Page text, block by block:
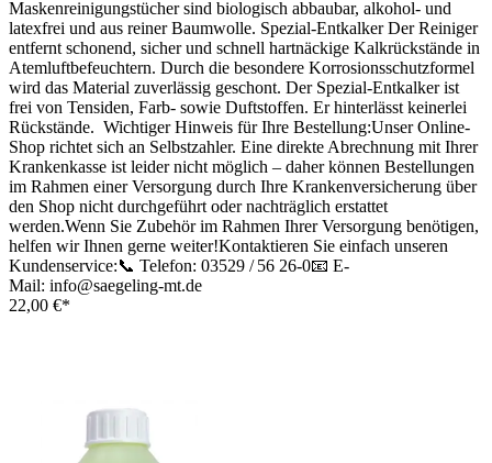
Maskenreinigungstücher sind biologisch abbaubar, alkohol- und
latexfrei und aus reiner Baumwolle. Spezial-Entkalker Der Reiniger
entfernt schonend, sicher und schnell hartnäckige Kalkrückstände in
Atemluftbefeuchtern. Durch die besondere Korrosionsschutzformel
wird das Material zuverlässig geschont. Der Spezial-Entkalker ist
frei von Tensiden, Farb- sowie Duftstoffen. Er hinterlässt keinerlei
Rückstände. Wichtiger Hinweis für Ihre Bestellung:Unser Online-
Shop richtet sich an Selbstzahler. Eine direkte Abrechnung mit Ihrer
Krankenkasse ist leider nicht möglich – daher können Bestellungen
im Rahmen einer Versorgung durch Ihre Krankenversicherung über
den Shop nicht durchgeführt oder nachträglich erstattet
werden.Wenn Sie Zubehör im Rahmen Ihrer Versorgung benötigen,
helfen wir Ihnen gerne weiter!Kontaktieren Sie einfach unseren
Kundenservice:📞 Telefon: 03529 / 56 26-0📧 E-
Mail: info@saegeling-mt.de
22,00 €*